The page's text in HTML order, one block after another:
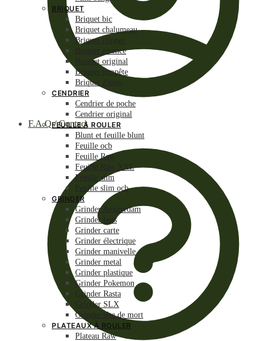
F.A.Q / Contact
BRIQUET
Briquet bic
Briquet chalumeau
Briquet clipper
Briquet essence
Briquet original
Briquet tempête
Briquet Zippo
CENDRIER
Cendrier de poche
Cendrier original
FEUILLE À ROULER
Blunt et feuille blunt
Feuille ocb
Feuille Raw
Feuille Raw XXL
Feuille slim
Feuille slim ocb
GRINDER
Grinder Amsterdam
Grinder bois
Grinder carte
Grinder électrique
Grinder manivelle
Grinder metal
Grinder plastique
Grinder Pokemon
Grinder Rasta
Grinder SLX
Grinder tête de mort
PLATEAUX À ROULER
Plateau Raw